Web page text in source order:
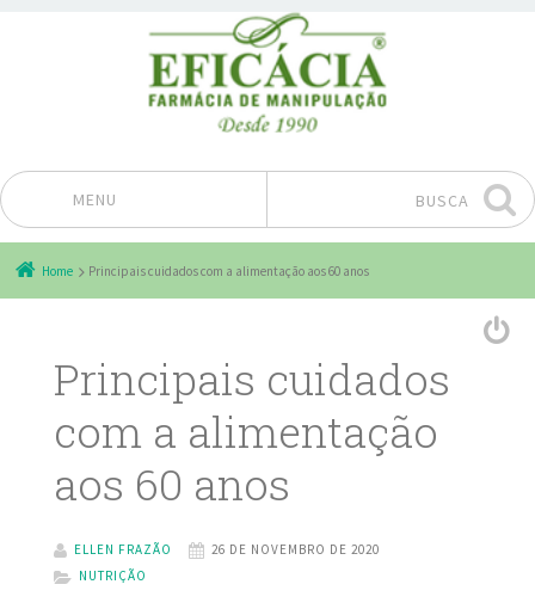
MENU
Pular para o conteúdo
BUSCA
Home Principais cuidados com a alimentação aos 60 anos
Principais cuidados
com a alimentação
aos 60 anos
ELLEN FRAZÃO
26 DE NOVEMBRO DE 2020
NUTRIÇÃO